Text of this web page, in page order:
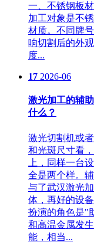
一、不锈钢板
加工对象是不
材质。不同牌
响切割后的外
度...
17 2026-06
激光加工的辅
什么？
激光切割机或
和光斑尺寸看
上，同样一台
全是两个样。
与了武汉激光
体，再好的设
扮演的角色是"
和高温金属发
能，相当...